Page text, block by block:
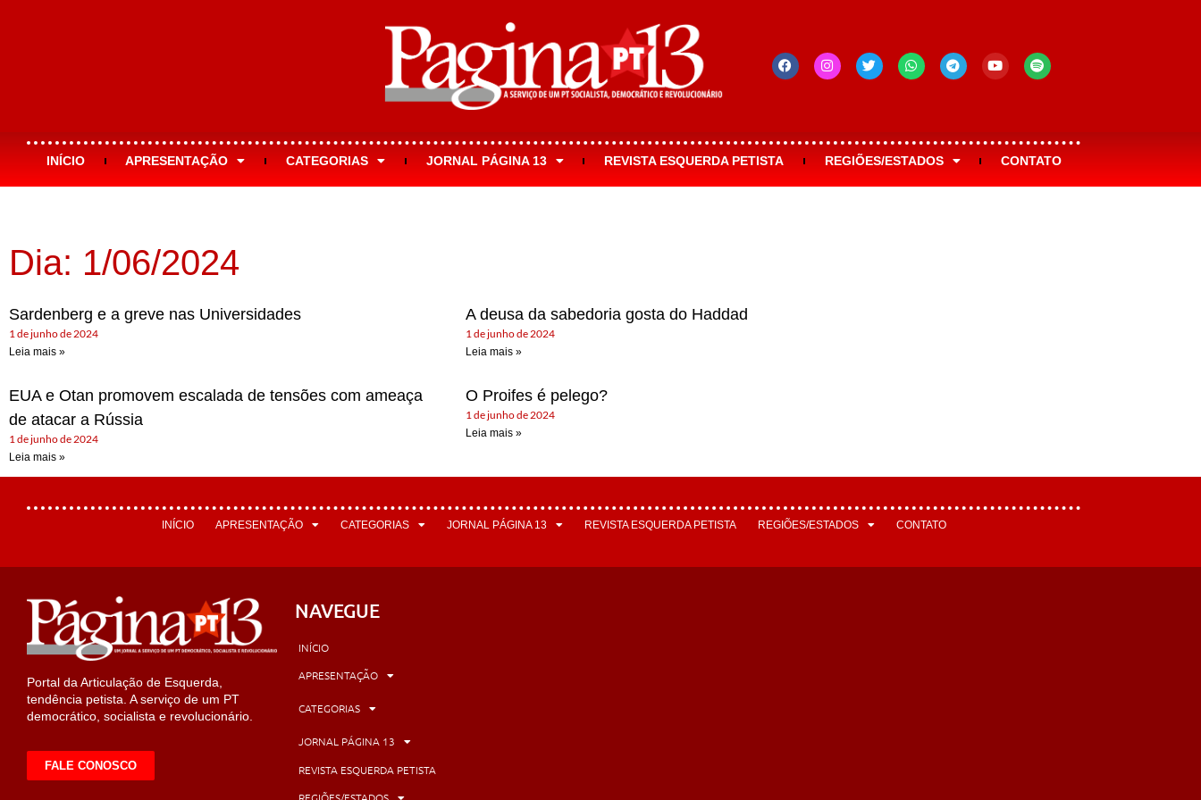
INÍCIO APRESENTAÇÃO CATEGORIAS JORNAL PÁGINA 13 REVISTA ESQUERDA PETISTA REGIÕES/ESTADOS CONTATO
Dia: 1/06/2024
Sardenberg e a greve nas Universidades
1 de junho de 2024
Leia mais »
A deusa da sabedoria gosta do Haddad
1 de junho de 2024
Leia mais »
EUA e Otan promovem escalada de tensões com ameaça
de atacar a Rússia
1 de junho de 2024
Leia mais »
O Proifes é pelego?
1 de junho de 2024
Leia mais »
INÍCIO APRESENTAÇÃO CATEGORIAS JORNAL PÁGINA 13 REVISTA ESQUERDA PETISTA REGIÕES/ESTADOS CONTATO
Portal da Articulação de Esquerda,
tendência petista. A serviço de um PT
democrático, socialista e revolucionário.
FALE CONOSCO
NAVEGUE
INÍCIO
APRESENTAÇÃO
CATEGORIAS
JORNAL PÁGINA 13
REVISTA ESQUERDA PETISTA